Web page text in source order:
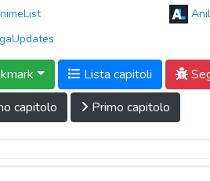
Lista capitoli
capitolo
Primo capitolo